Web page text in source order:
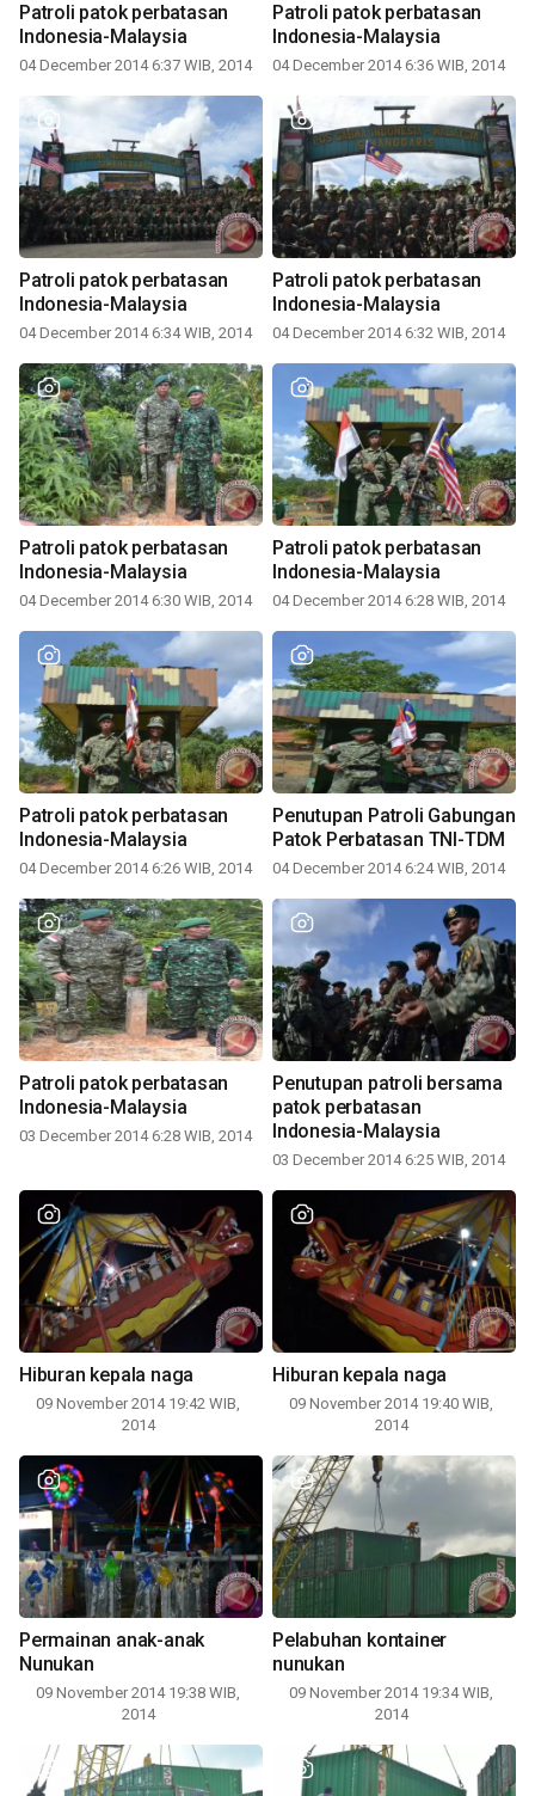
Patroli patok perbatasan
Indonesia-Malaysia
04 December 2014 6:37 WIB, 2014
Patroli patok perbatasan
Indonesia-Malaysia
04 December 2014 6:36 WIB, 2014
Patroli patok perbatasan
Indonesia-Malaysia
04 December 2014 6:34 WIB, 2014
Patroli patok perbatasan
Indonesia-Malaysia
04 December 2014 6:32 WIB, 2014
Patroli patok perbatasan
Indonesia-Malaysia
04 December 2014 6:30 WIB, 2014
Patroli patok perbatasan
Indonesia-Malaysia
04 December 2014 6:28 WIB, 2014
Patroli patok perbatasan
Indonesia-Malaysia
04 December 2014 6:26 WIB, 2014
Penutupan Patroli Gabungan
Patok Perbatasan TNI-TDM
04 December 2014 6:24 WIB, 2014
Patroli patok perbatasan
Indonesia-Malaysia
03 December 2014 6:28 WIB, 2014
Penutupan patroli bersama
patok perbatasan
Indonesia-Malaysia
03 December 2014 6:25 WIB, 2014
Hiburan kepala naga
09 November 2014 19:42 WIB,
2014
Hiburan kepala naga
09 November 2014 19:40 WIB,
2014
Permainan anak-anak
Nunukan
09 November 2014 19:38 WIB,
2014
Pelabuhan kontainer
nunukan
09 November 2014 19:34 WIB,
2014